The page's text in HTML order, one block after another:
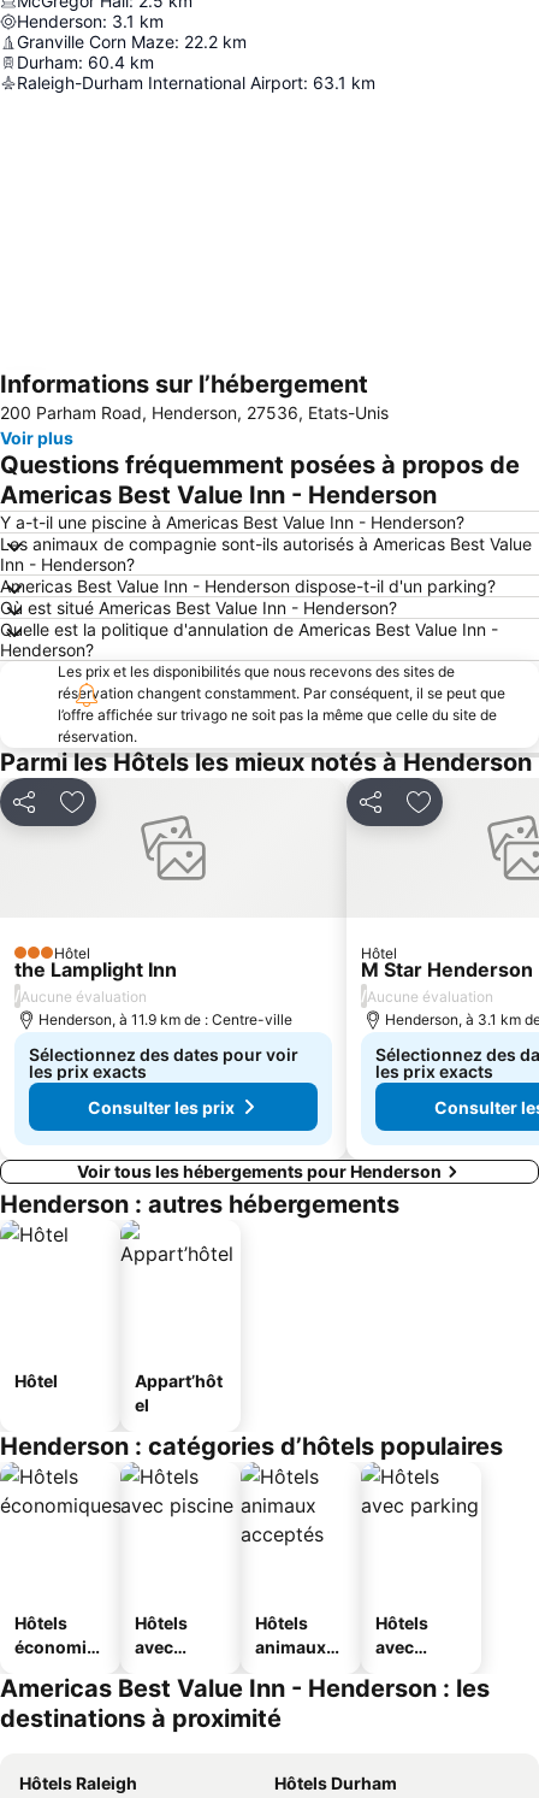
Henderson: 3.1 km
Granville Corn Maze: 22.2 km
Durham: 60.4 km
Raleigh-Durham International Airport: 63.1 km
Agrandir la carte
Informations sur l’hébergement
200 Parham Road, Henderson, 27536, Etats-Unis
Voir plus
Questions fréquemment posées à propos de
Americas Best Value Inn - Henderson
Y a-t-il une piscine à Americas Best Value Inn - Henderson?
Les animaux de compagnie sont-ils autorisés à Americas Best Value
Inn - Henderson?
Americas Best Value Inn - Henderson dispose-t-il d'un parking?
Où est situé Americas Best Value Inn - Henderson?
Quelle est la politique d'annulation de Americas Best Value Inn -
Henderson?
Les prix et les disponibilités que nous recevons des sites de
réservation changent constamment. Par conséquent, il se peut que
l’offre affichée sur trivago ne soit pas la même que celle du site de
réservation.
Parmi les Hôtels les mieux notés à Henderson
PartagerAjouter à mes favoris
3 Étoiles
Hôtel
the Lamplight Inn
/Aucune évaluation
Henderson, à 11.9 km de : Centre-ville
Sélectionnez des dates pour voir
les prix exacts
Consulter les prix
PartagerAjouter à
Hôtel
M Star Henderson
/Aucune évaluation
Henderson, à 3.1 km
Sélectionnez des
les prix exacts
Consulter
Voir tous les hébergements pour Henderson
Henderson : autres hébergements
Hôtel
Appart’hôt
el
Henderson : catégories d’hôtels populaires
Hôtels
économiq
Hôtels
avec
Hôtels
animaux
Hôtels
avec
Americas Best Value Inn - Henderson : les
destinations à proximité
Hôtels Raleigh
Hôtels Durham